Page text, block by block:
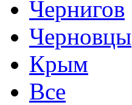
Чернигов
Черновцы
Крым
Все